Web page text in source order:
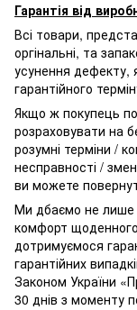
Гарантія від
Всі товари,
оргінальні, та
усунення дефекту,
гарантійного
Якщо ж покупець
розраховувати на
розумні терміни /
несправності /
ви можете
Ми дбаємо не лише
комфорт
дотримуємося
гарантійних
Законом України
30 днів з моменту